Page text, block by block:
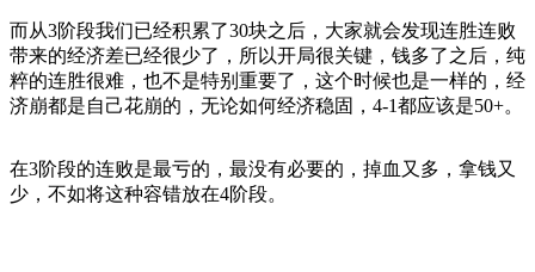
而从3阶段我们已经积累了30块之后，大家就会发现连胜连败
带来的经济差已经很少了，所以开局很关键，钱多了之后，纯
粹的连胜很难，也不是特别重要了，这个时候也是一样的，经
济崩都是自己花崩的，无论如何经济稳固，4-1都应该是50+。
在3阶段的连败是最亏的，最没有必要的，掉血又多，拿钱又
少，不如将这种容错放在4阶段。